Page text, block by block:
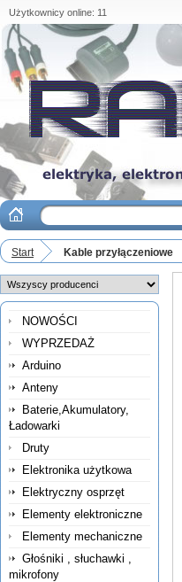
Użytkownicy online: 11
Start Kable przyłączeniowe
NOWOŚCI
WYPRZEDAŻ
Arduino
Anteny
Baterie,Akumulatory,
Ładowarki
Druty
Elektronika użytkowa
Elektryczny osprzęt
Elementy elektroniczne
Elementy mechaniczne
Głośniki , słuchawki ,
mikrofony